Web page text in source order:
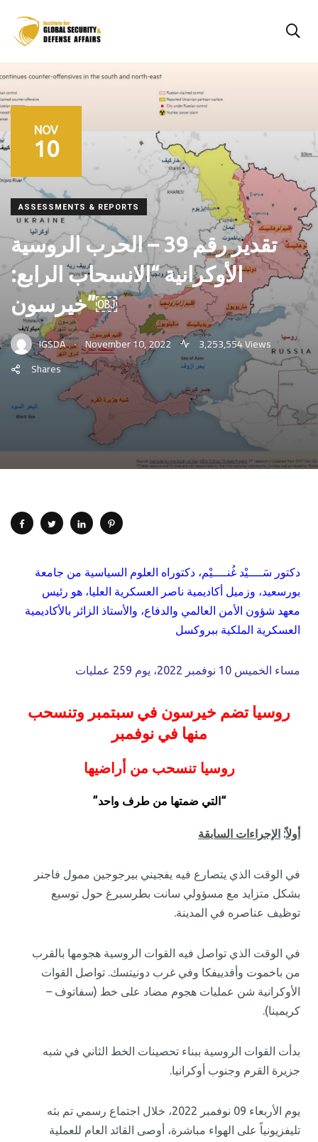
NOV
10
ASSESSMENTS & REPORTS
تقدير رقم 39 – الحرب الروسية
الأوكرانية “الانسحاب الرابع:
خيرسون”￼
IGSDA . November 10, 2022
3,253,554 Views
Shares
دكتور سَــــيْد غُنــــيْم، دكتوراه العلوم السياسية من جامعة
بورسعيد، وزميل أكاديمية ناصر العسكرية العليا، هو رئيس
معهد شؤون الأمن العالمي والدفاع، والأستاذ الزائر بالأكاديمية
العسكرية الملكية ببروكسل
مساء الخميس 10 نوفمبر 2022، يوم 259 عمليات
روسيا تضم خيرسون في سبتمبر وتنسحب
منها في نوفمبر
روسيا تنسحب من أراضيها
“التي ضمتها من طرف واحد”
أولاً: الإجراءات السابقة
في الوقت الذي يتصارع فيه يفجيني بيرجوجين ممول فاجنر
بشكل متزايد مع مسؤولي سانت بطرسبرغ حول توسيع
توظيف عناصره في المدينة.
في الوقت الذي تواصل فيه القوات الروسية هجومها بالقرب
من باخموت وأفدييفكا وفي غرب دونيتسك. تواصل القوات
الأوكرانية شن عمليات هجوم مضاد على خط (سفاتوف –
كريمينا).
بدأت القوات الروسية ببناء تحصينات الخط الثاني في شبه
جزيرة القرم وجنوب أوكرانيا.
يوم الأربعاء 09 نوفمبر 2022، خلال اجتماع رسمي تم بثه
تليفزيونياً على الهواء مباشرة، أوصى القائد العام للعملية